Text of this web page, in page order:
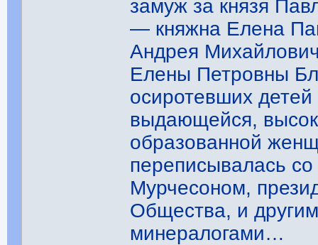
замуж за князя
— княжна Елена
Андрея
Елены Петровны
осиротевших
выдающейся,
образованной
переписывалась
Мурчесоном,
Общества, и
минералогами…